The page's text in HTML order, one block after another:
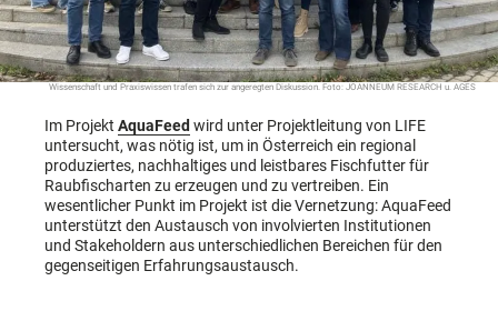
Wissenschaft und Praxiswissen trafen sich zur angeregten Diskussion. Foto: JOANNEUM RESEARCH u. AGES
Im Projekt AquaFeedwird unter Projektleitung von LIFE
untersucht, was nötig ist, um in Österreich ein regional
produziertes, nachhaltiges und leistbares Fischfutter für
Raubfischarten zu erzeugen und zu vertreiben. Ein
wesentlicher Punkt im Projekt ist die Vernetzung: AquaFeed
unterstützt den Austausch von involvierten Institutionen
und Stakeholdern aus unterschiedlichen Bereichen für den
gegenseitigen Erfahrungsaustausch.